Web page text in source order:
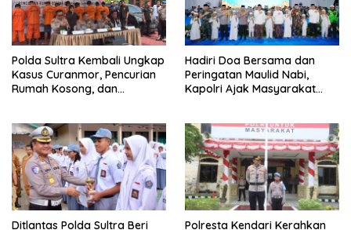
Polda Sultra Kembali Ungkap
Kasus Curanmor, Pencurian
Rumah Kosong, dan
Hadiri Doa Bersama dan
Peringatan Maulid Nabi,
Kapolri Ajak Masyarakat
Indonesia
Ditlantas Polda Sultra Beri
Polresta Kendari Kerahkan